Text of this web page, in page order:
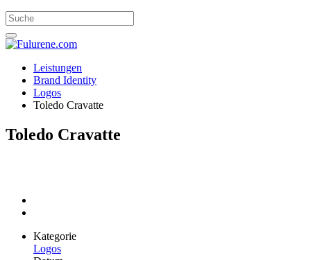
Leistungen
Brand Identity
Logos
Toledo Cravatte
Toledo Cravatte
Kategorie
Logos